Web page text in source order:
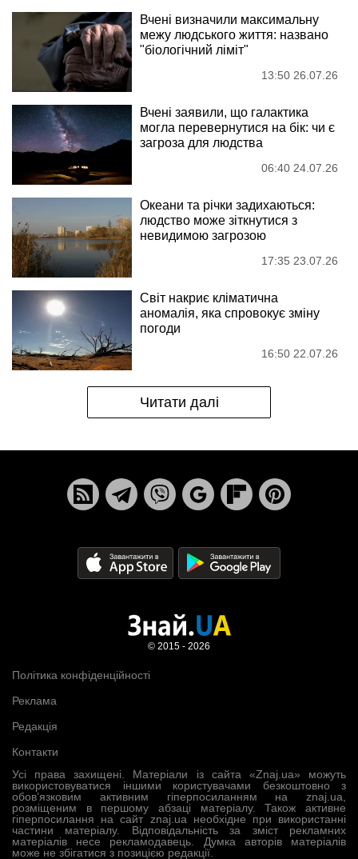
Вчені визначили максимальну
межу людського життя: названо
"біологічний ліміт"
13:50 26.07.26
Вчені заявили, що галактика
могла перевернутися на бік: чи є
загроза для людства
06:40 24.07.26
Океани та річки задихаються:
людство може зіткнутися з
невидимою загрозою
17:35 23.07.26
Світ накриє кліматична
аномалія, яка спровокує зміну
погоди
16:50 22.07.26
Читати далі
Усі права захищені. Матеріали із сайта «Znaj.ua» можуть
використовуватися іншими користувачами безкоштовно з
обов’язковим активним гіперпосиланням на znaj.ua,
розміщеним в першому абзаці матеріалу. Також активне
гіперпосилання на сайт znaj.ua необхідне при використанні
частини матеріалу. Відповідальність за зміст рекламних
матеріалів несе рекламодавець. Думка авторів матеріалів
може не збігатися з позицією редакції.
Політика конфіденційності
Реклама
Редакція
Контакти
© 2015 - 2026